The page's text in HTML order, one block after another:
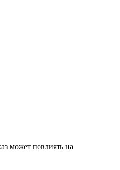
может повлиять на